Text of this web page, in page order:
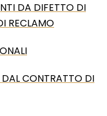
DA DIFETTO DI
RECLAMO
DAL CONTRATTO DI